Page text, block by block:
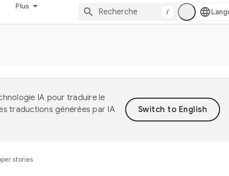
Plus
/
IA pour traduire le
traductions générées par IA
stories